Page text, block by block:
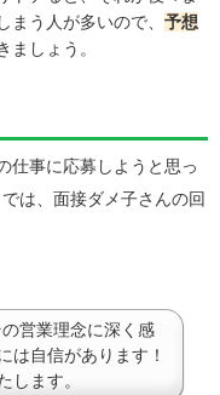
う人が多いので、 予想
ましょう。
仕事に応募しようと思っ
は、面接ダメ子さんの回
営業理念に深く感
は自信があります！
します。